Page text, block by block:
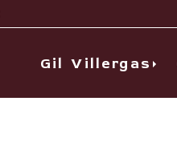
Gil Villergas